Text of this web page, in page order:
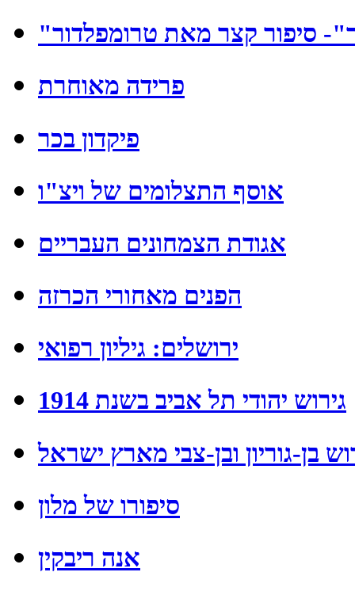
סיפור קצר מאת טרומפלדור
פרידה מאוחרת
פיקדון בכר
אוסף התצלומים של ויצ"ו
אגודת הצמחונים העבריים
הפנים מאחורי הכרזה
ירושלים: גיליון רפואי
גירוש יהודי תל אביב בשנת 1914
בן-גוריון ובן-צבי מארץ ישראל
סיפורו של מלון
אנה ריבקין